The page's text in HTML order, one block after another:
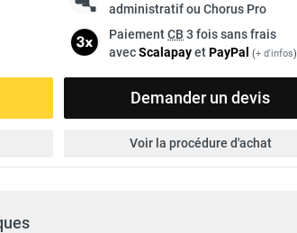
administratif ou Chorus Pro
PaiementCB 3 fois sans frais
avecScalapayetPayPal (+ d'infos)
Demander un devis
Voir la procédure d'achat